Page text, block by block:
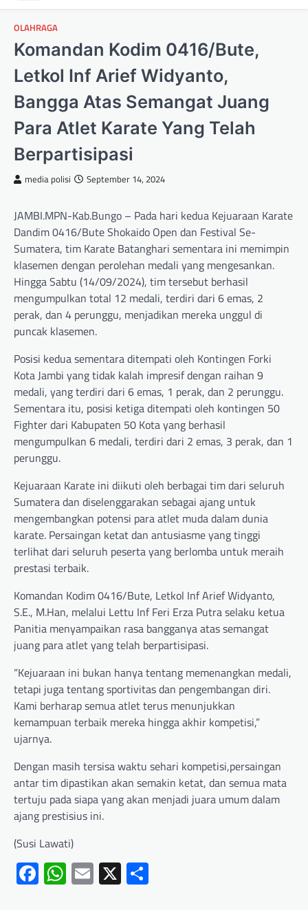
OLAHRAGA
Komandan Kodim 0416/Bute,
Letkol Inf Arief Widyanto,
Bangga Atas Semangat Juang
Para Atlet Karate Yang Telah
Berpartisipasi
media polisi September 14, 2024
JAMBI.MPN-Kab.Bungo – Pada hari kedua Kejuaraan Karate
Dandim 0416/Bute Shokaido Open dan Festival Se-
Sumatera, tim Karate Batanghari sementara ini memimpin
klasemen dengan perolehan medali yang mengesankan.
Hingga Sabtu (14/09/2024), tim tersebut berhasil
mengumpulkan total 12 medali, terdiri dari 6 emas, 2
perak, dan 4 perunggu, menjadikan mereka unggul di
puncak klasemen.
Posisi kedua sementara ditempati oleh Kontingen Forki
Kota Jambi yang tidak kalah impresif dengan raihan 9
medali, yang terdiri dari 6 emas, 1 perak, dan 2 perunggu.
Sementara itu, posisi ketiga ditempati oleh kontingen 50
Fighter dari Kabupaten 50 Kota yang berhasil
mengumpulkan 6 medali, terdiri dari 2 emas, 3 perak, dan 1
perunggu.
Kejuaraan Karate ini diikuti oleh berbagai tim dari seluruh
Sumatera dan diselenggarakan sebagai ajang untuk
mengembangkan potensi para atlet muda dalam dunia
karate. Persaingan ketat dan antusiasme yang tinggi
terlihat dari seluruh peserta yang berlomba untuk meraih
prestasi terbaik.
Komandan Kodim 0416/Bute, Letkol Inf Arief Widyanto,
S.E., M.Han, melalui Lettu Inf Feri Erza Putra selaku ketua
Panitia menyampaikan rasa bangganya atas semangat
juang para atlet yang telah berpartisipasi.
“Kejuaraan ini bukan hanya tentang memenangkan medali,
tetapi juga tentang sportivitas dan pengembangan diri.
Kami berharap semua atlet terus menunjukkan
kemampuan terbaik mereka hingga akhir kompetisi,”
ujarnya.
Dengan masih tersisa waktu sehari kompetisi,persaingan
antar tim dipastikan akan semakin ketat, dan semua mata
tertuju pada siapa yang akan menjadi juara umum dalam
ajang prestisius ini.
(Susi Lawati)
Facebook
WhatsApp
Email
X